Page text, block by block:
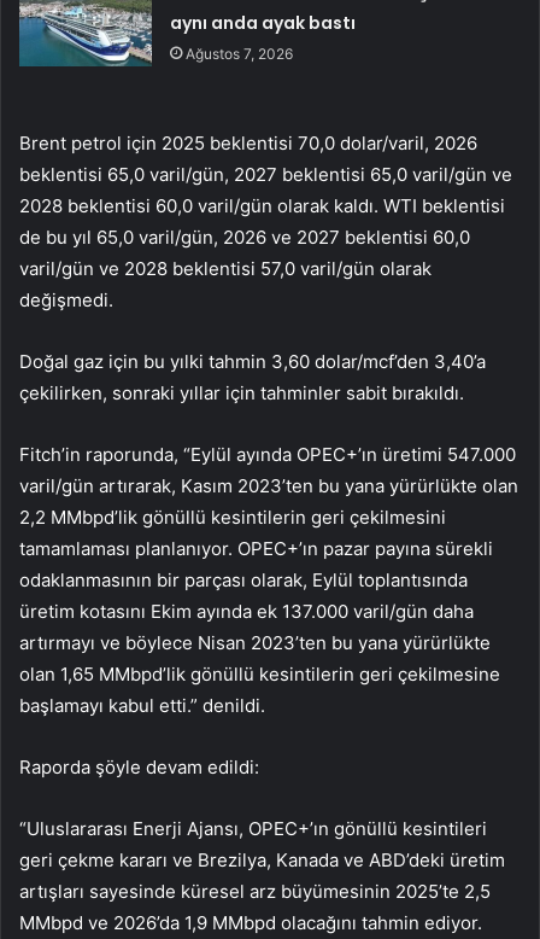
aynı anda ayak bastı
Ağustos 7, 2026
Brent petrol için 2025 beklentisi 70,0 dolar/varil, 2026
beklentisi 65,0 varil/gün, 2027 beklentisi 65,0 varil/gün ve
2028 beklentisi 60,0 varil/gün olarak kaldı. WTI beklentisi
de bu yıl 65,0 varil/gün, 2026 ve 2027 beklentisi 60,0
varil/gün ve 2028 beklentisi 57,0 varil/gün olarak
değişmedi.
Doğal gaz için bu yılki tahmin 3,60 dolar/mcf’den 3,40’a
çekilirken, sonraki yıllar için tahminler sabit bırakıldı.
Fitch’in raporunda, “Eylül ayında OPEC+’ın üretimi 547.000
varil/gün artırarak, Kasım 2023’ten bu yana yürürlükte olan
2,2 MMbpd’lik gönüllü kesintilerin geri çekilmesini
tamamlaması planlanıyor. OPEC+’ın pazar payına sürekli
odaklanmasının bir parçası olarak, Eylül toplantısında
üretim kotasını Ekim ayında ek 137.000 varil/gün daha
artırmayı ve böylece Nisan 2023’ten bu yana yürürlükte
olan 1,65 MMbpd’lik gönüllü kesintilerin geri çekilmesine
başlamayı kabul etti.” denildi.
Raporda şöyle devam edildi:
“Uluslararası Enerji Ajansı, OPEC+’ın gönüllü kesintileri
geri çekme kararı ve Brezilya, Kanada ve ABD’deki üretim
artışları sayesinde küresel arz büyümesinin 2025’te 2,5
MMbpd ve 2026’da 1,9 MMbpd olacağını tahmin ediyor.